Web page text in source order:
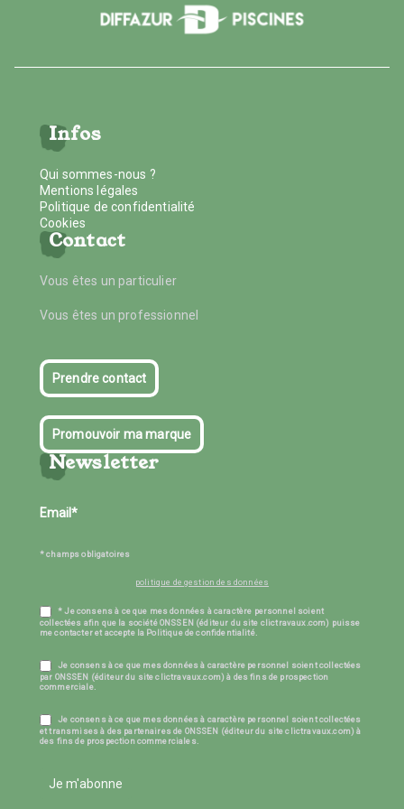
Infos
Qui sommes-nous ?
Mentions légales
Politique de confidentialité
Cookies
Contact
Vous êtes un particulier
Vous êtes un professionnel
Prendre contact
Promouvoir ma marque
Newsletter
* champs obligatoires
politique de gestion des données
* Je consens à ce que mes données à caractère personnel soient
collectées afin que la société ONSSEN (éditeur du site clictravaux.com) puisse
me contacter et accepte la Politique de confidentialité.
Je consens à ce que mes données à caractère personnel soient collectées
par ONSSEN (éditeur du site clictravaux.com) à des fins de prospection
commerciale.
Je consens à ce que mes données à caractère personnel soient collectées
et transmises à des partenaires de ONSSEN (éditeur du site clictravaux.com) à
des fins de prospection commerciales.
Je m'abonne